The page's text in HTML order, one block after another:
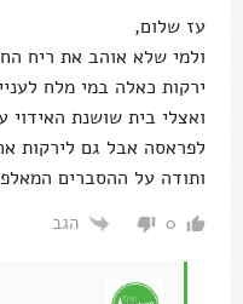
עז שלום,
ולמי שלא אוהב את ריח
ירקות כאלה במי מלח
ואצלי בית שושנת
לפראסה אבל גם לירקות
ותודה על ההסברים
0 הגב